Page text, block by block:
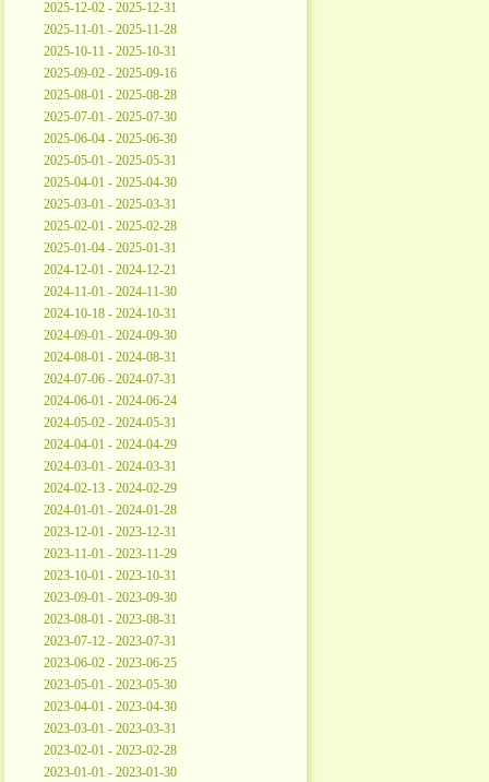
2025-12-02 - 2025-12-31
2025-11-01 - 2025-11-28
2025-10-11 - 2025-10-31
2025-09-02 - 2025-09-16
2025-08-01 - 2025-08-28
2025-07-01 - 2025-07-30
2025-06-04 - 2025-06-30
2025-05-01 - 2025-05-31
2025-04-01 - 2025-04-30
2025-03-01 - 2025-03-31
2025-02-01 - 2025-02-28
2025-01-04 - 2025-01-31
2024-12-01 - 2024-12-21
2024-11-01 - 2024-11-30
2024-10-18 - 2024-10-31
2024-09-01 - 2024-09-30
2024-08-01 - 2024-08-31
2024-07-06 - 2024-07-31
2024-06-01 - 2024-06-24
2024-05-02 - 2024-05-31
2024-04-01 - 2024-04-29
2024-03-01 - 2024-03-31
2024-02-13 - 2024-02-29
2024-01-01 - 2024-01-28
2023-12-01 - 2023-12-31
2023-11-01 - 2023-11-29
2023-10-01 - 2023-10-31
2023-09-01 - 2023-09-30
2023-08-01 - 2023-08-31
2023-07-12 - 2023-07-31
2023-06-02 - 2023-06-25
2023-05-01 - 2023-05-30
2023-04-01 - 2023-04-30
2023-03-01 - 2023-03-31
2023-02-01 - 2023-02-28
2023-01-01 - 2023-01-30